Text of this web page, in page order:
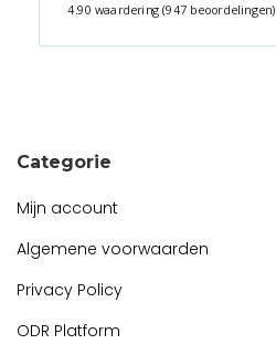
4.90 waardering (947 beoordelingen)
Categorie
Mijn account
Algemene voorwaarden
Privacy Policy
ODR Platform